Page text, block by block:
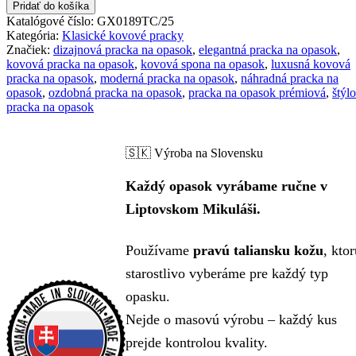
Pridať do košíka
Katalógové číslo: GX0189TC/25
Kategória: Klasické kovové pracky
Značiek: dizajnová pracka na opasok, elegantná pracka na opasok,
kovová pracka na opasok, kovová spona na opasok, luxusná kovová
pracka na opasok, moderná pracka na opasok, náhradná pracka na
opasok, ozdobná pracka na opasok, pracka na opasok prémiová,
pracka na opasok
🇸🇰 Výroba na Slovensku
Každý opasok vyrábame ručne v
Liptovskom Mikuláši.
Používame pravú taliansku kožu,
starostlivo vyberáme pre každý typ
opasku.
Nejde o masovú výrobu – každý kus
prejde kontrolou kvality.